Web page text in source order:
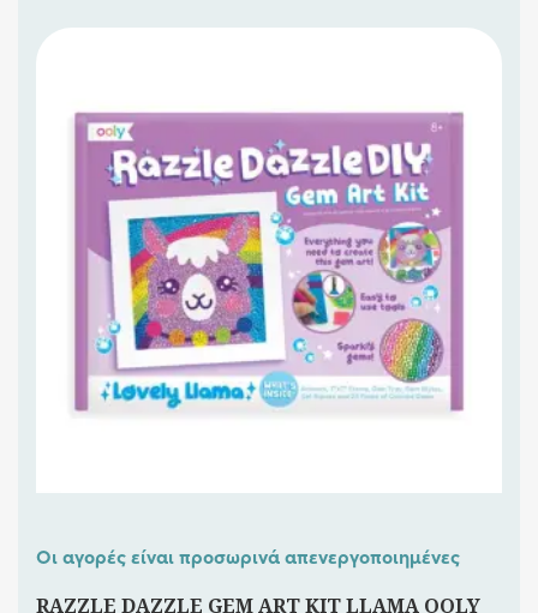
Οι αγορές είναι προσωρινά απενεργοποιημένες
RAZZLE DAZZLE GEM ART KIT LLAMA OOLY